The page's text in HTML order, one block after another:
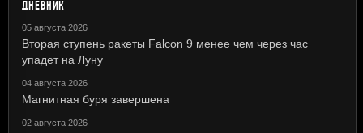
ДНЕВНИК
05 августа 2026
Вторая ступень ракеты Falcon 9 менее чем через час
упадет на Луну
04 августа 2026
Магнитная буря завершена
02 августа 2026